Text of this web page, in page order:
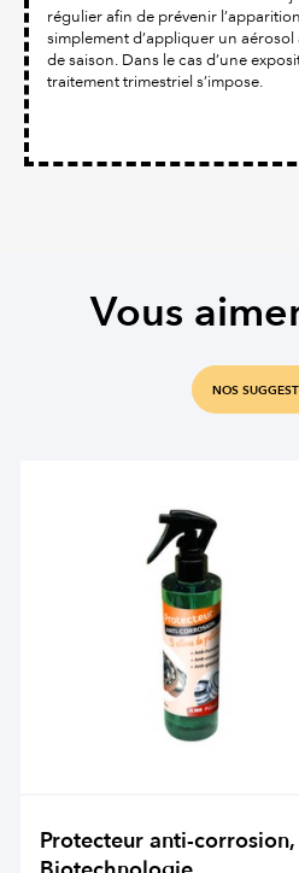
régulier afin de prévenir
simplement d’appliquer un
de saison. Dans le cas d’une
traitement trimestriel s’impose.
Vous
NOS
Protecteur anti-corrosion,